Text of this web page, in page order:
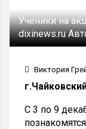
Ученики на
dixinews.ru
Виктория
С 3 по 9